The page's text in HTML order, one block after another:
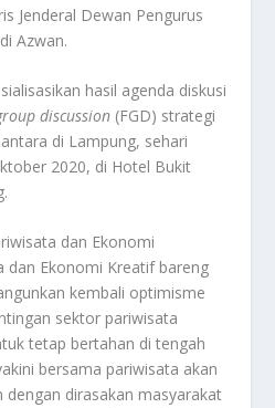
Jenderal Dewan Pengurus
Azwan.
hasil agenda diskusi
discussion (FGD) strategi
di Lampung, sehari
2020, di Hotel Bukit
dan Ekonomi
dan Ekonomi Kreatif bareng
kembali optimisme
sektor pariwisata
tetap bertahan di tengah
bersama pariwisata akan
dengan dirasakan masyarakat